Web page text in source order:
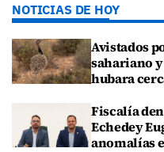
NOTICIAS DE HOY
Avistados
sahariano
hubara
Fiscalía
Echedey
anomalías